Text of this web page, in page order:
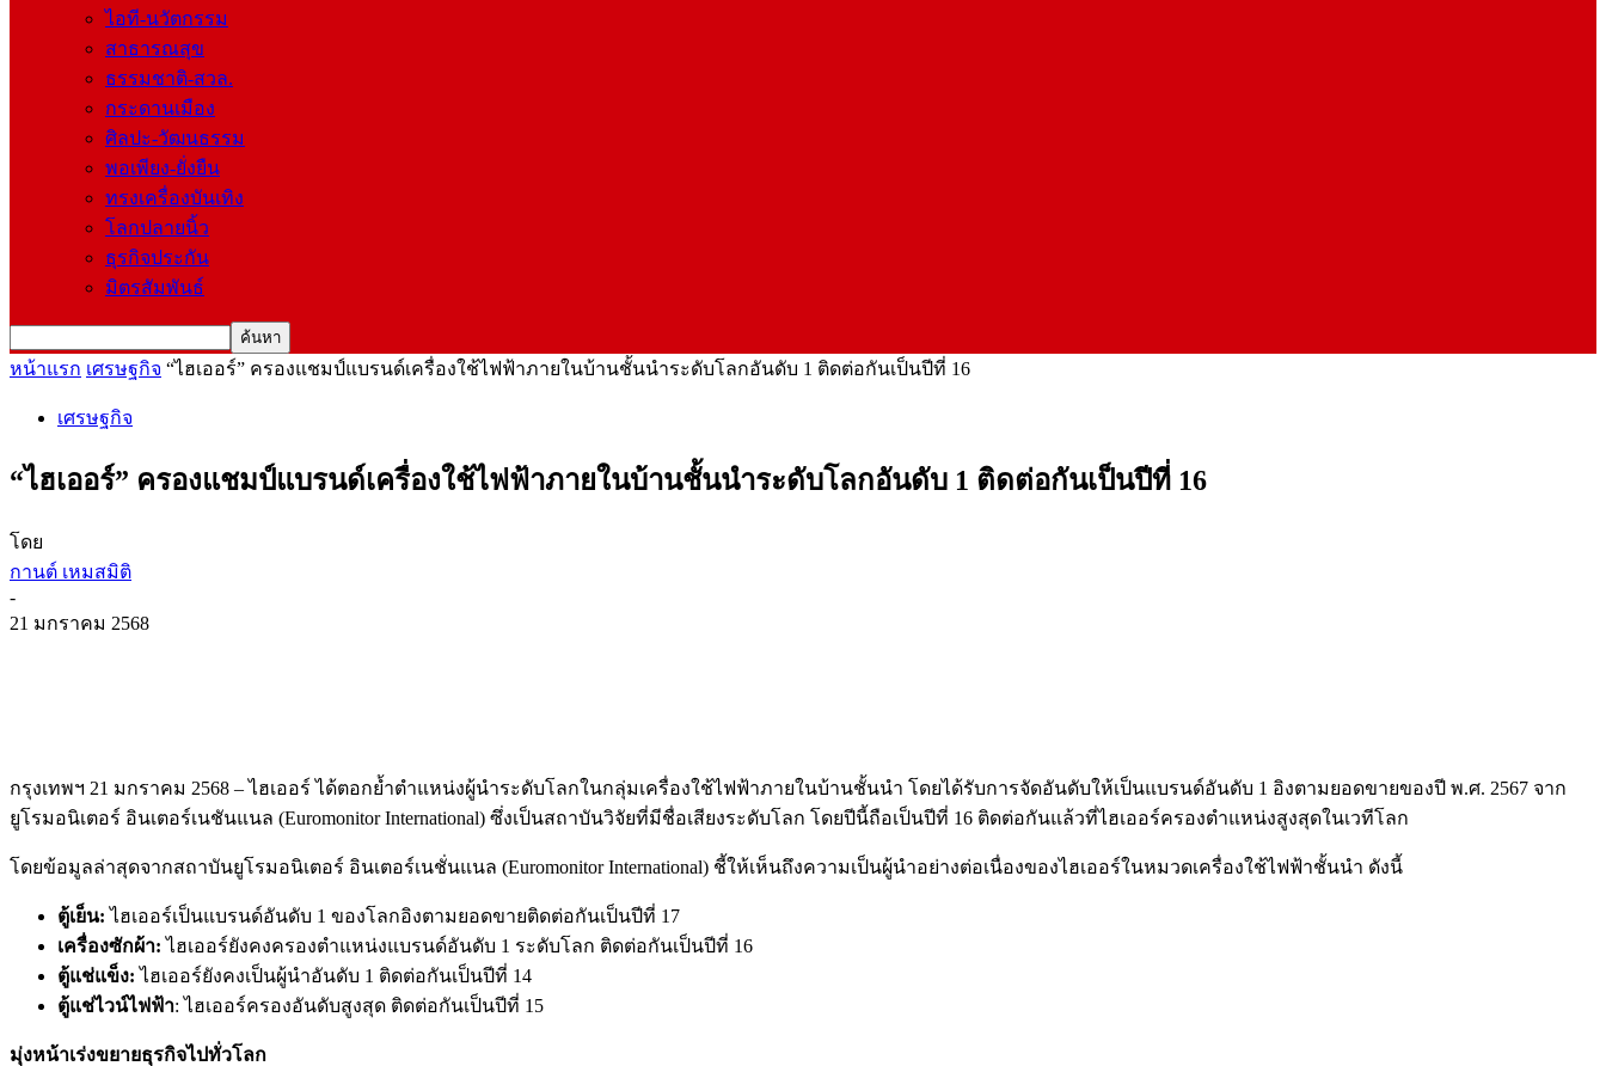
ไอที-นวัตกรรม
สาธารณสุข
ธรรมชาติ-สวล.
กระดานเมือง
ศิลปะ-วัฒนธรรม
พอเพียง-ยั่งยืน
ทรงเครื่องบันเทิง
โลกปลายนิ้ว
ธุรกิจประกัน
มิตรสัมพันธ์
หน้าแรก เศรษฐกิจ “ไฮเออร์” ครองแชมป์แบรนด์เครื่องใช้ไฟฟ้าภายในบ้านชั้นนำระดับโลกอันดับ 1 ติดต่อกันเป็นปีที่ 16
เศรษฐกิจ
“ไฮเออร์” ครองแชมป์แบรนด์เครื่องใช้ไฟฟ้าภายในบ้านชั้นนำระดับโลกอันดับ 1 ติดต่อกันเป็นปีที่ 16
โดย
กานต์ เหมสมิติ
-
21 มกราคม 2568
กรุงเทพฯ 21 มกราคม 2568 – ไฮเออร์ ได้ตอกย้ำตำแหน่งผู้นำระดับโลกในกลุ่มเครื่องใช้ไฟฟ้าภายในบ้านชั้นนำ โดยได้รับการจัดอันดับให้เป็นแบรนด์อันดับ 1 อิงตามยอดขายของปี พ.ศ. 2567 จาก
ยูโรมอนิเตอร์ อินเตอร์เนชันแนล (Euromonitor International) ซึ่งเป็นสถาบันวิจัยที่มีชื่อเสียงระดับโลก โดยปีนี้ถือเป็นปีที่ 16 ติดต่อกันแล้วที่ไฮเออร์ครองตำแหน่งสูงสุดในเวทีโลก
โดยข้อมูลล่าสุดจากสถาบันยูโรมอนิเตอร์ อินเตอร์เนชั่นแนล (Euromonitor International) ชี้ให้เห็นถึงความเป็นผู้นำอย่างต่อเนื่องของไฮเออร์ในหมวดเครื่องใช้ไฟฟ้าชั้นนำ ดังนี้
ตู้เย็น: ไฮเออร์เป็นแบรนด์อันดับ 1 ของโลกอิงตามยอดขายติดต่อกันเป็นปีที่ 17
เครื่องซักผ้า: ไฮเออร์ยังคงครองตำแหน่งแบรนด์อันดับ 1 ระดับโลก ติดต่อกันเป็นปีที่ 16
ตู้แช่แข็ง: ไฮเออร์ยังคงเป็นผู้นำอันดับ 1 ติดต่อกันเป็นปีที่ 14
ตู้แช่ไวน์ไฟฟ้า: ไฮเออร์ครองอันดับสูงสุด ติดต่อกันเป็นปีที่ 15
มุ่งหน้าเร่งขยายธุรกิจไปทั่วโลก